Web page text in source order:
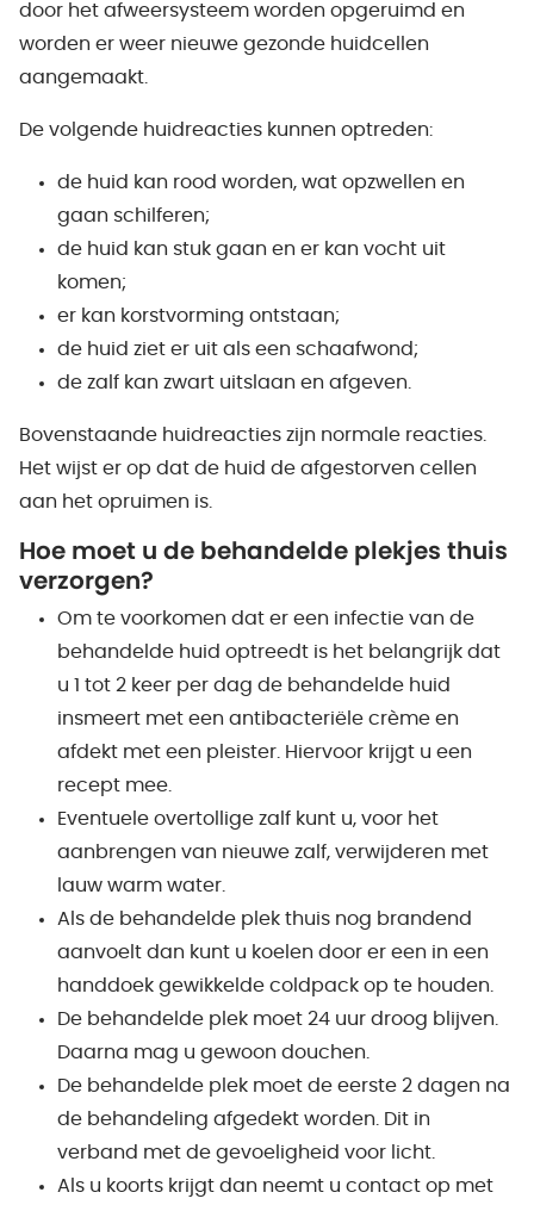
door het afweersysteem worden opgeruimd en
worden er weer nieuwe gezonde huidcellen
aangemaakt.
De volgende huidreacties kunnen optreden:
de huid kan rood worden, wat opzwellen en
gaan schilferen;
de huid kan stuk gaan en er kan vocht uit
komen;
er kan korstvorming ontstaan;
de huid ziet er uit als een schaafwond;
de zalf kan zwart uitslaan en afgeven.
Bovenstaande huidreacties zijn normale reacties.
Het wijst er op dat de huid de afgestorven cellen
aan het opruimen is.
Hoe moet u de behandelde plekjes thuis
verzorgen?
Om te voorkomen dat er een infectie van de
behandelde huid optreedt is het belangrijk dat
u 1 tot 2 keer per dag de behandelde huid
insmeert met een antibacteriële crème en
afdekt met een pleister. Hiervoor krijgt u een
recept mee.
Eventuele overtollige zalf kunt u, voor het
aanbrengen van nieuwe zalf, verwijderen met
lauw warm water.
Als de behandelde plek thuis nog brandend
aanvoelt dan kunt u koelen door er een in een
handdoek gewikkelde coldpack op te houden.
De behandelde plek moet 24 uur droog blijven.
Daarna mag u gewoon douchen.
De behandelde plek moet de eerste 2 dagen na
de behandeling afgedekt worden. Dit in
verband met de gevoeligheid voor licht.
Als u koorts krijgt dan neemt u contact op met